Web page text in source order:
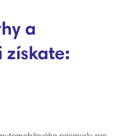
a
získate: